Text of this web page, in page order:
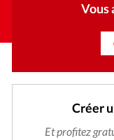
Vous
Créer
Et profitez